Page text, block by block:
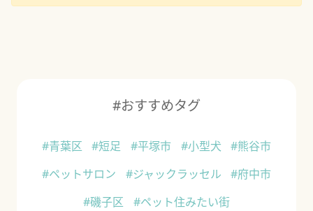
#おすすめタグ
#青葉区 #短足 #平塚市 #小型犬 #熊谷市
#ペットサロン
#ジャックラッセル
#府中市
#磯子区
#ペット住みたい街